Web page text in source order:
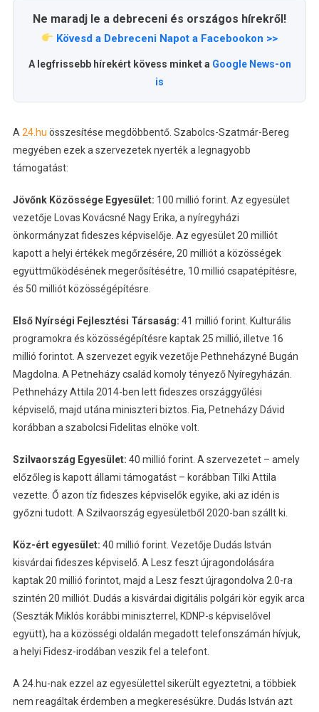
Ne maradj le a debreceni és országos hírekről!
Kövesd a Debreceni Napot a Facebookon >>
A legfrissebb hírekért kövess minket a Google News-on
is
A 24.hu összesítése megdöbbentő. Szabolcs-Szatmár-Bereg
megyében ezek a szervezetek nyerték a legnagyobb
támogatást:
Jövőnk Közössége Egyesület: 100 millió forint. Az egyesület
vezetője Lovas Kovácsné Nagy Erika, a nyíregyházi
önkormányzat fideszes képviselője. Az egyesület 20 milliót
kapott a helyi értékek megőrzésére, 20 milliót a közösségek
együttműködésének megerősítésétre, 10 millió csapatépítésre,
és 50 milliót közösségépítésre.
Első Nyírségi Fejlesztési Társaság: 41 millió forint. Kulturális
programokra és közösségépítésre kaptak 25 millió, illetve 16
millió forintot. A szervezet egyik vezetője Pethneházyné Bugán
Magdolna. A Petneházy család komoly tényező Nyíregyházán.
Pethneházy Attila 2014-ben lett fideszes országgyűlési
képviselő, majd utána miniszteri biztos. Fia, Petneházy Dávid
korábban a szabolcsi Fidelitas elnöke volt.
Szilvaország Egyesület: 40 millió forint. A szervezetet – amely
előzőleg is kapott állami támogatást – korábban Tilki Attila
vezette. Ő azon tíz fideszes képviselők egyike, aki az idén is
győzni tudott. A Szilvaország egyesületből 2020-ban szállt ki.
Köz-ért egyesület: 40 millió forint. Vezetője Dudás István
kisvárdai fideszes képviselő. A Lesz feszt újragondolására
kaptak 20 millió forintot, majd a Lesz feszt újragondolva 2.0-ra
szintén 20 milliót. Dudás a kisvárdai digitális polgári kör egyik arca
(Seszták Miklós korábbi miniszterrel, KDNP-s képviselővel
együtt), ha a közösségi oldalán megadott telefonszámán hívjuk,
a helyi Fidesz-irodában veszik fel a telefont.
A 24.hu-nak ezzel az egyesülettel sikerült egyeztetni, a többiek
nem reagáltak érdemben a megkeresésükre. Dudás István azt